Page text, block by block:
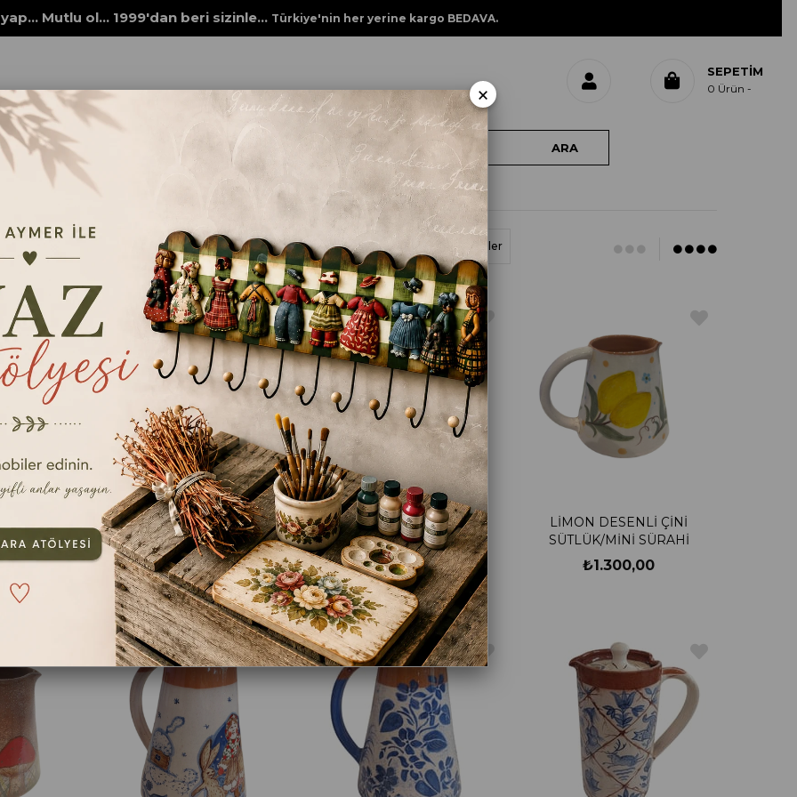
Mutlu ol... 1999'dan beri sizinle... Türkiye'nin her yerine kargo BEDAVA.
SEPETIM
0 Ürün
Ürünleri
Ürün Adına Göre (A>Z) Ürün Adına Göre (Z<A) Stoktakiler
ÇAM
İTHAL GERÇEK ÇAM AĞACI
GÖRÜNÜMLÜ PLASTİK
ÇELENK
₺3.000,00
YILBAŞI DESENLİ ÇİNİ
SÜTLÜK/MİNİK SÜRAHİ
₺1.300,00
LİMON DESENLİ ÇİNİ
SÜTLÜK/MİNİ SÜRAHİ
₺1.300,00
×